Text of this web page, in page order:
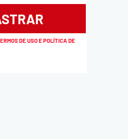
DE USO E POLÍTICA DE